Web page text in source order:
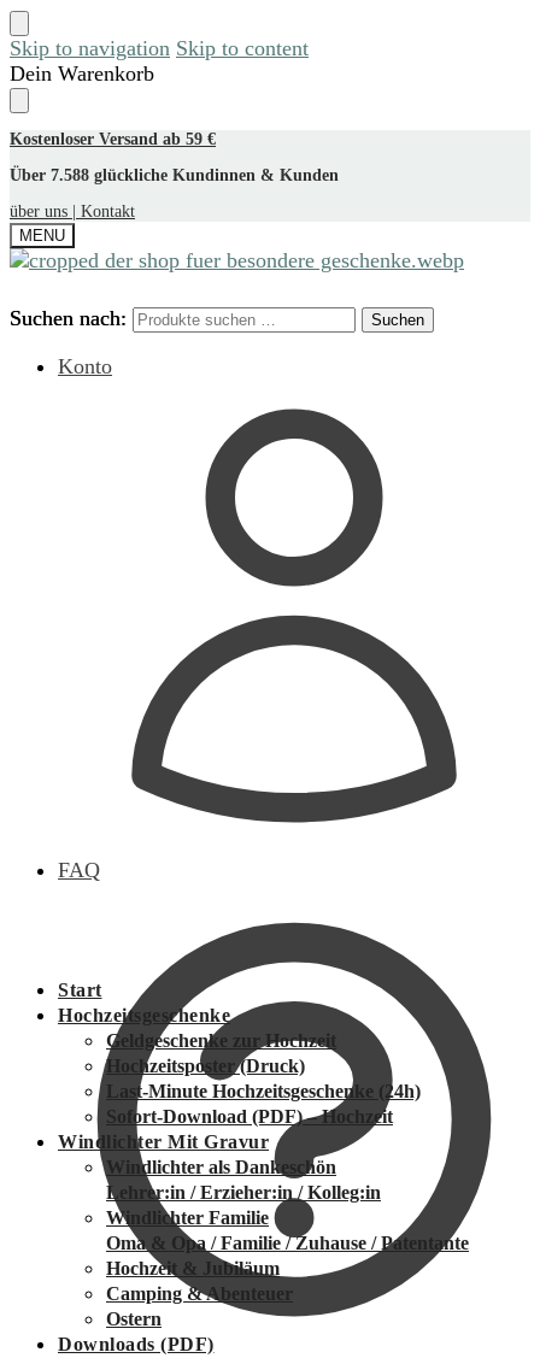
Skip to navigation Skip to content
Dein Warenkorb
Kostenloser Versand ab 59 €
Über 7.588 glückliche Kundinnen & Kunden
über uns |
Kontakt
MENU
Suchen nach: Suchen
Konto
FAQ
Suchen nach: Suchen
Start
Hochzeitsgeschenke
Geldgeschenke zur Hochzeit
Hochzeitsposter (Druck)
Last-Minute Hochzeitsgeschenke (24h)
Sofort-Download (PDF) – Hochzeit
Windlichter Mit Gravur
Windlichter als Dankeschön
Lehrer:in / Erzieher:in / Kolleg:in
Windlichter Familie
Oma & Opa / Familie / Zuhause / Patentante
Hochzeit & Jubiläum
Camping & Abenteuer
Ostern
Downloads (PDF)